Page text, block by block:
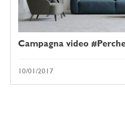
Campagna video
10/01/2017